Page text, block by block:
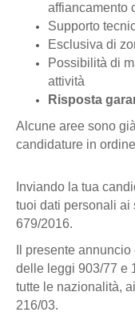
affiancamento
Supporto
Esclusiva di
Possibilità di
attività
Risposta
Alcune aree sono
candidature in
Inviando la tua
tuoi dati personali ai
679/2016.
Il presente
delle leggi 903/77 e
tutte le nazionalità,
216/03.